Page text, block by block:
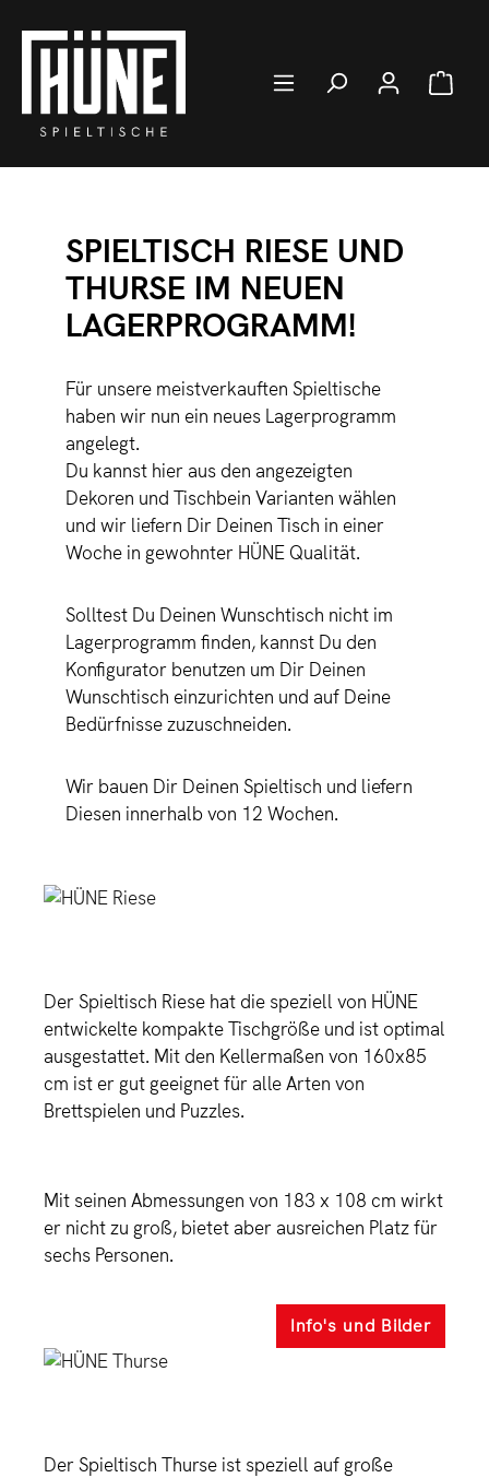
Zum Hauptinhalt springen
SPIELTISCH RIESE UND
THURSE IM NEUEN
LAGERPROGRAMM!
Für unsere meistverkauften Spieltische
haben wir nun ein neues Lagerprogramm
angelegt.
Du kannst hier aus den angezeigten
Dekoren und Tischbein Varianten wählen
und wir liefern Dir Deinen Tisch in einer
Woche in gewohnter HÜNE Qualität.
Solltest Du Deinen Wunschtisch nicht im
Lagerprogramm finden, kannst Du den
Konfigurator benutzen um Dir Deinen
Wunschtisch einzurichten und auf Deine
Bedürfnisse zuzuschneiden.
Wir bauen Dir Deinen Spieltisch und liefern
Diesen innerhalb von 12 Wochen.
Der Spieltisch Riese hat die speziell von HÜNE
entwickelte kompakte Tischgröße und ist optimal
ausgestattet. Mit den Kellermaßen von 160x85
cm ist er gut geeignet für alle Arten von
Brettspielen und Puzzles.
Mit seinen Abmessungen von 183 x 108 cm wirkt
er nicht zu groß, bietet aber ausreichen Platz für
sechs Personen.
Info's und Bilder
Der Spieltisch Thurse ist speziell auf große